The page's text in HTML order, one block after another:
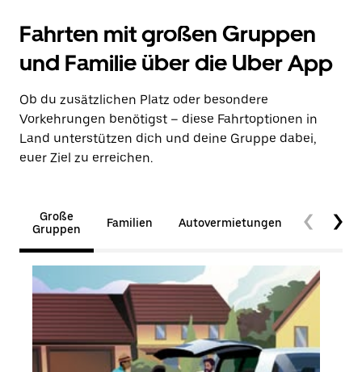
Fahrten mit großen Gruppen
und Familie über die Uber App
Ob du zusätzlichen Platz oder besondere
Vorkehrungen benötigst – diese Fahrtoptionen in
Land unterstützen dich und deine Gruppe dabei,
euer Ziel zu erreichen.
Große
Gruppen
Familien Autovermietungen